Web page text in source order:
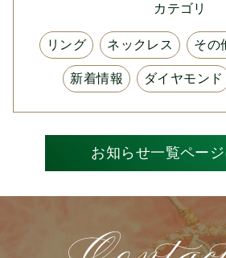
カテゴリ
リング ネックレス その
新着情報 ダイヤモンド
お知らせ一覧ペー